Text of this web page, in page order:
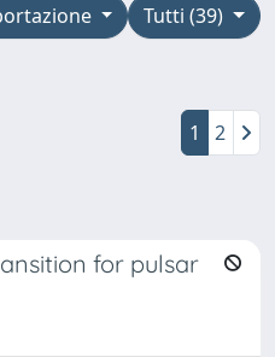
Tutti (39)
1 2
for pulsar